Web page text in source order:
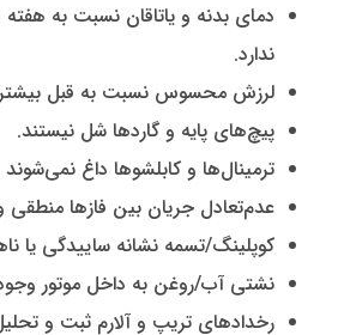
دمای بدنه و یاتاقان نسبت به
ندارد.
لرزش محسوس نسبت به قبل
پیچ‌های پایه و گاردها شل نیستند.
ترمینال‌ها و کابلشوها داغ
عدم‌تعادل جریان بین فازها منطقی
کوپلینگ/تسمه نشانه ساییدگی یا
نشتی آب/روغن به داخل موتور وجود
رخدادهای تریپ و آلارم ثبت و